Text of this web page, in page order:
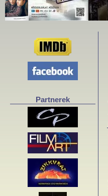
Partnerek